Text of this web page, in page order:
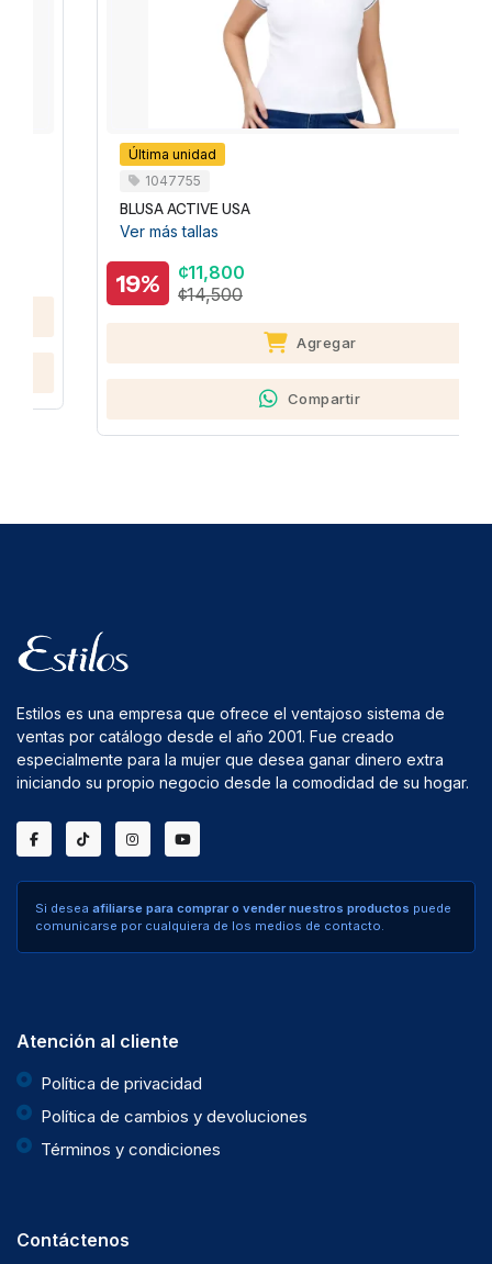
Última unidad
1047755
BLUSA ACTIVE USA
Ver más tallas
¢11,800
¢14,500
Agregar
Compartir
Estilos es una empresa que ofrece el ventajoso sistema de
ventas por catálogo desde el año 2001. Fue creado
especialmente para la mujer que desea ganar dinero extra
iniciando su propio negocio desde la comodidad de su hogar.
Si desea afiliarse para comprar o vender nuestros productos puede
comunicarse por cualquiera de los medios de contacto.
Atención al cliente
Política de privacidad
Política de cambios y devoluciones
Términos y condiciones
Contáctenos